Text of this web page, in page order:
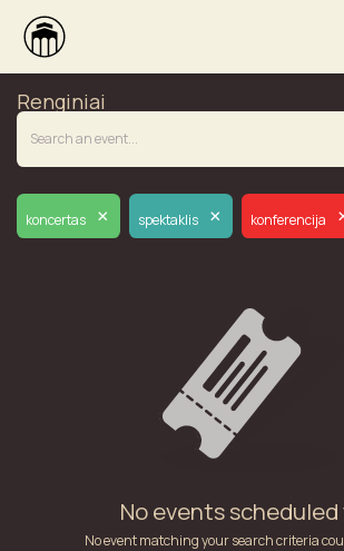
Renginiai
koncertas × spektaklis × konferencija
No events
No event matching your search criteria